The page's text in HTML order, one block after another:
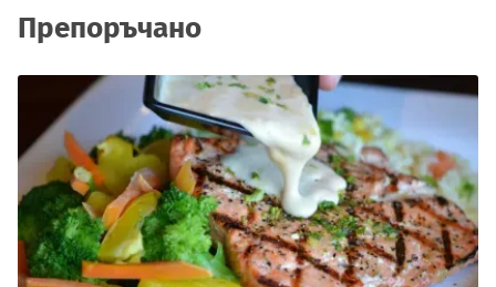
Препоръчано